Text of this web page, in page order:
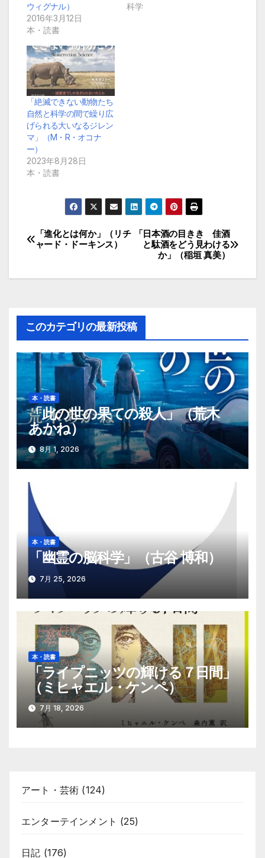
ウィグナル）
2016年3月12日
本・読書
科学
「絶滅できない動物たち
自然と科学の間で繰り広
げられる大いなるジレン
マ」（M・R・オコナ
ー）
2023年8月28日
本・読書
投
ビ
ゲ
ー
シ
ョ
ン
「日本酒の目きき 佳酒
と駄酒をどう見わける
か」（稲垣 真美）
「進化とは何か」（リチ
ャード・ドーキンス）
このカテゴリの最新投稿
本・読書
「此の世の果ての殺人」（荒木
あかね）
8月 1, 2026
本・読書
「幽霊の脳科学」（古谷 博和）
7月 25, 2026
本・読書
「ライプニッツの輝ける７日間」
（ミヒャエル・ケンペ）
7月 18, 2026
アート・芸術 (124)
エンターテインメント (25)
日記 (176)